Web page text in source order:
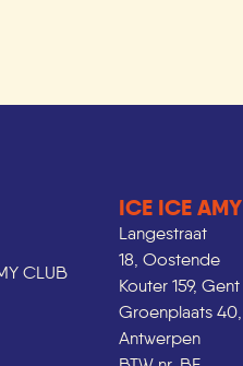
ICE ICE AMY
Langestraat
18, Oostende
Kouter 159, Gent
Groenplaats 40,
Antwerpen
CLUB